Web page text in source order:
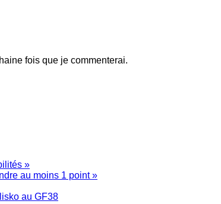
fois que je commenterai.
»
au moins 1 point »
au GF38